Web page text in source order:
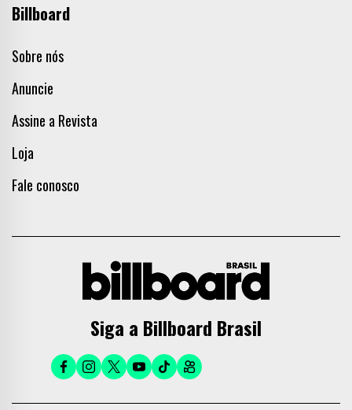
Billboard
Sobre nós
Anuncie
Assine a Revista
Loja
Fale conosco
Siga a Billboard Brasil